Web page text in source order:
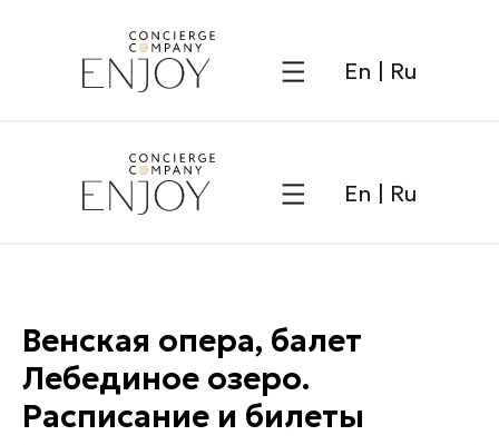
En | Ru
En | Ru
Венская опера, балет
Лебединое озеро.
Расписание и билеты